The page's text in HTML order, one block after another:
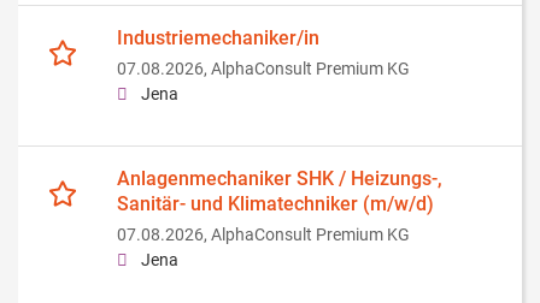
Industriemechaniker/in
07.08.2026, AlphaConsult Premium KG
Jena
Anlagenmechaniker SHK / Heizungs-,
Sanitär- und Klimatechniker (m/w/d)
07.08.2026, AlphaConsult Premium KG
Jena